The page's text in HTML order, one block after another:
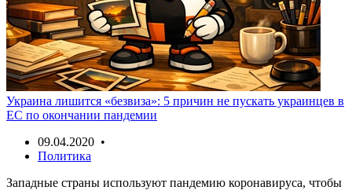
Украина лишится «безвиза»: 5 причин не пускать украинцев в
ЕС по окончании пандемии
09.04.2020 •
Политика
Западные страны используют пандемию коронавируса, чтобы